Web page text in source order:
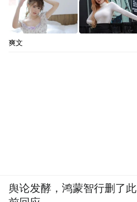
爽文
舆论发酵，鸿蒙智行删了此